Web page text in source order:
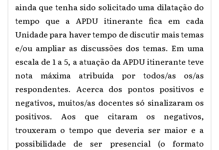
ainda que tenha sido solicitado uma dilatação do
tempo que a APDU itinerante fica em cada
Unidade para haver tempo de discutir mais temas
e/ou ampliar as discussões dos temas. Em uma
escala de 1 a 5, a atuação da APDU itinerante teve
nota máxima atribuída por todos/as os/as
respondentes. Acerca dos pontos positivos e
negativos, muitos/as docentes só sinalizaram os
positivos. Aos que citaram os negativos,
trouxeram o tempo que deveria ser maior e a
possibilidade de ser presencial (o formato